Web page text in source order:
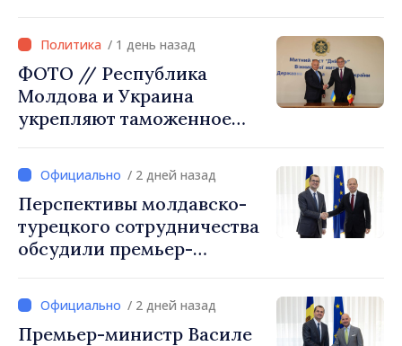
и экспорт
/ 1 день назад
ФОТО // Республика
Молдова и Украина
укрепляют таможенное
обеспечения безопасности
границы и европейской
интеграции. Встреча в
Могилёв-Подольском
/ 2 дней назад
Перспективы молдавско-
турецкого сотрудничества
обсудили премьер-
посол Турции Уйгар
Мустафа Сертел/ 2 дней назад
Премьер-министр Василе